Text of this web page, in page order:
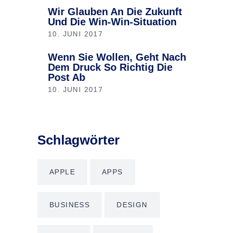
Wir Glauben An Die Zukunft
Und Die Win-Win-Situation
10. JUNI 2017
Wenn Sie Wollen, Geht Nach
Dem Druck So Richtig Die
Post Ab
10. JUNI 2017
Schlagwörter
APPLE APPS
BUSINESS DESIGN